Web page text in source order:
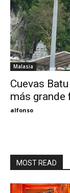
Malasia
Cuevas
más grande
alfonso
MOST READ